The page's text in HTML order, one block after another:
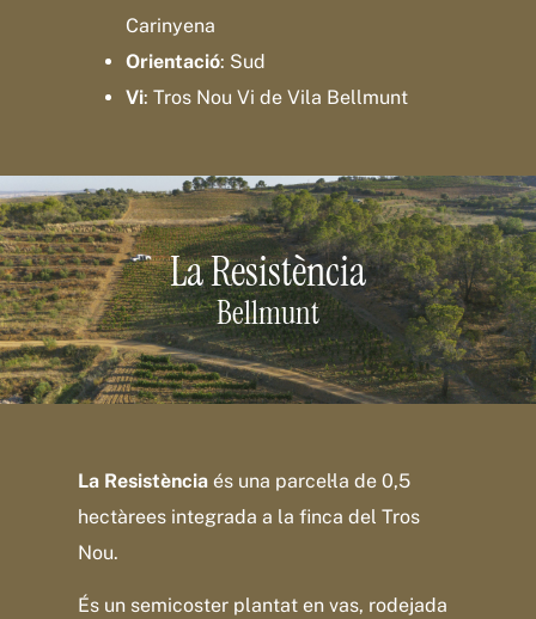
Carinyena
Orientació: Sud
Vi: Tros Nou Vi de Vila Bellmunt
La Resistència
Bellmunt
La Resistència és una parcel·la de 0,5
hectàrees integrada a la finca del Tros
Nou.
És un semicoster plantat en vas, rodejada